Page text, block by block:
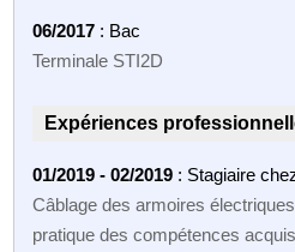
06/2017 : Bac
Terminale STI2D
Expériences
01/2019 - 02/2019 : Stagiaire
Câblage des armoires
pratique des compétences